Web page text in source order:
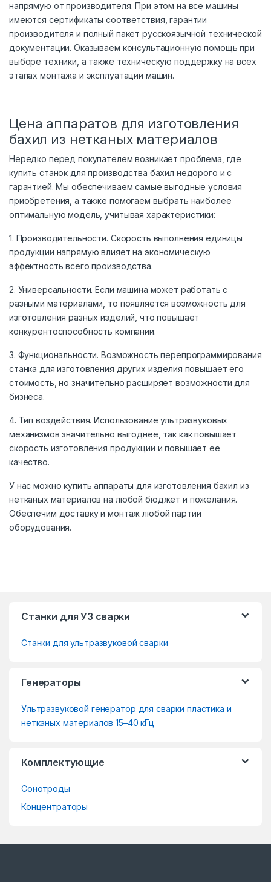
напрямую от производителя. При этом на все машины
имеются сертификаты соответствия, гарантии
производителя и полный пакет русскоязычной технической
документации. Оказываем консультационную помощь при
выборе техники, а также техническую поддержку на всех
этапах монтажа и эксплуатации машин.
Цена аппаратов для изготовления
бахил из нетканых материалов
Нередко перед покупателем возникает проблема, где
купить станок для производства бахил недорого и с
гарантией. Мы обеспечиваем самые выгодные условия
приобретения, а также помогаем выбрать наиболее
оптимальную модель, учитывая характеристики:
1. Производительности. Скорость выполнения единицы
продукции напрямую влияет на экономическую
эффектность всего производства.
2. Универсальности. Если машина может работать с
разными материалами, то появляется возможность для
изготовления разных изделий, что повышает
конкурентоспособность компании.
3. Функциональности. Возможность перепрограммирования
станка для изготовления других изделия повышает его
стоимость, но значительно расширяет возможности для
бизнеса.
4. Тип воздействия. Использование ультразвуковых
механизмов значительно выгоднее, так как повышает
скорость изготовления продукции и повышает ее
качество.
У нас можно купить аппараты для изготовления бахил из
нетканых материалов на любой бюджет и пожелания.
Обеспечим доставку и монтаж любой партии
оборудования.
u
Станки для УЗ сварки
Станки для ультразвуковой сварки
Генераторы
Ультразвуковой генератор для сварки пластика и
нетканых материалов 15–40 кГц
Комплектующие
Сонотроды
Концентраторы